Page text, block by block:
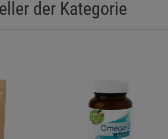
der Kategorie